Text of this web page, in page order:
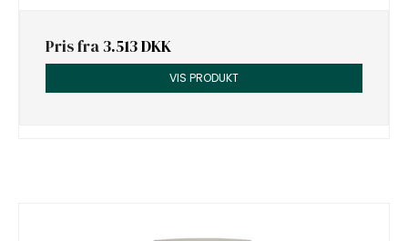
Pris fra3.513 DKK
VIS PRODUKT